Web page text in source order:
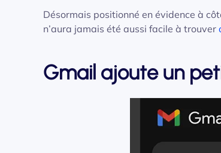
Désormais positionné en évidence à
n’aura jamais été aussi facile à trouver
Gmail ajoute un